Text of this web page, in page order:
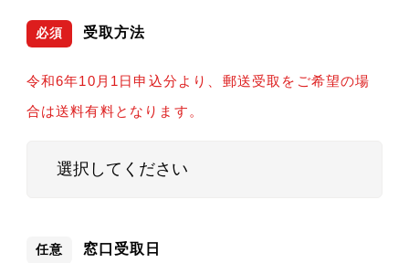
必須 受取方法
令和6年10月1日申込分より、郵送受取をご希望の場
合は送料有料となります。
任意 窓口受取日